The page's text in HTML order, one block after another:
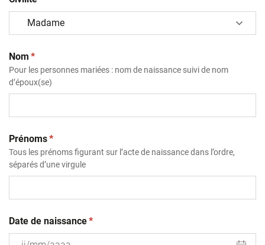
Nom (obligatoire)
*
Pour les personnes mariées : nom de naissance suivi de nom
d’époux(se)
Prénoms(obligatoire)
*
Tous les prénoms figurant sur l’acte de naissance dans l’ordre,
séparés d’une virgule
Date de naissance(obligatoire)
*